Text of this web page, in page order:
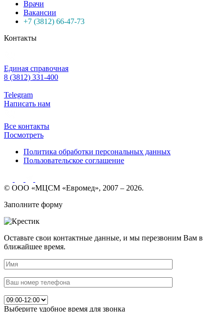
Врачи
Вакансии
+7 (3812) 66-47-73
Контакты
Единая справочная
8 (3812) 331-400
Telegram
Написать нам
Все контакты
Посмотреть
Политика обработки персональных данных
Пользовательское соглашение
© ООО «МЦСМ «Евромед», 2007 – 2026.
Заполните форму
Оставьте свои контактные данные, и мы перезвоним Вам в
ближайшее время.
Выберите удобное время для звонка